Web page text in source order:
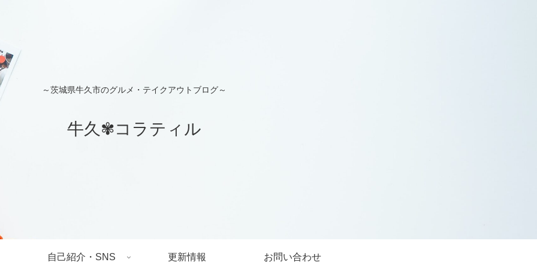
～茨城県牛久市のグルメ・テイクアウトブログ～
牛久✾コラティル
自己紹介・SNS 更新情報 お問い合わせ